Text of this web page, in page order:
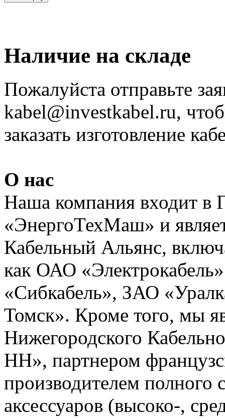
Наличие на складе
Пожалуйста отправьте
kabel@investkabel.ru,
заказать изготовление
О нас
Наша компания входит в
«ЭнергоТехМаш» и
Кабельный Альянс,
как ОАО
«Сибкабель», ЗАО
Томск». Кроме того, мы
Нижегородского
НН», партнером
производителем полного
аксессуаров (высоко-,